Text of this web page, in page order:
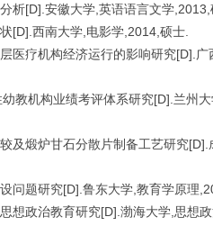
析[D].安徽大学,英语语言文学,2013,
[D].西南大学,电影学,2014,硕士.
医疗机构经济运行的影响研究[D].广
教机构业绩考评体系研究[D].兰州
及煅炉甘石分散片制备工艺研究
问题研究[D].鲁东大学,教育学原理
想政治教育研究[D].渤海大学,思想